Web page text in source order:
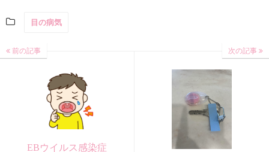
目の病気
前の記事
EBウイルス感染症
次の記事